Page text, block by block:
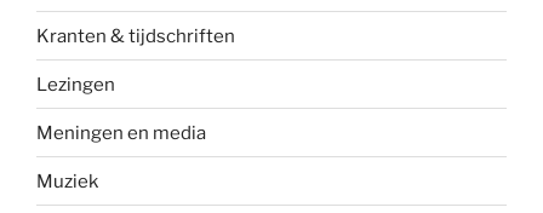
Kranten & tijdschriften
Lezingen
Meningen en media
Muziek